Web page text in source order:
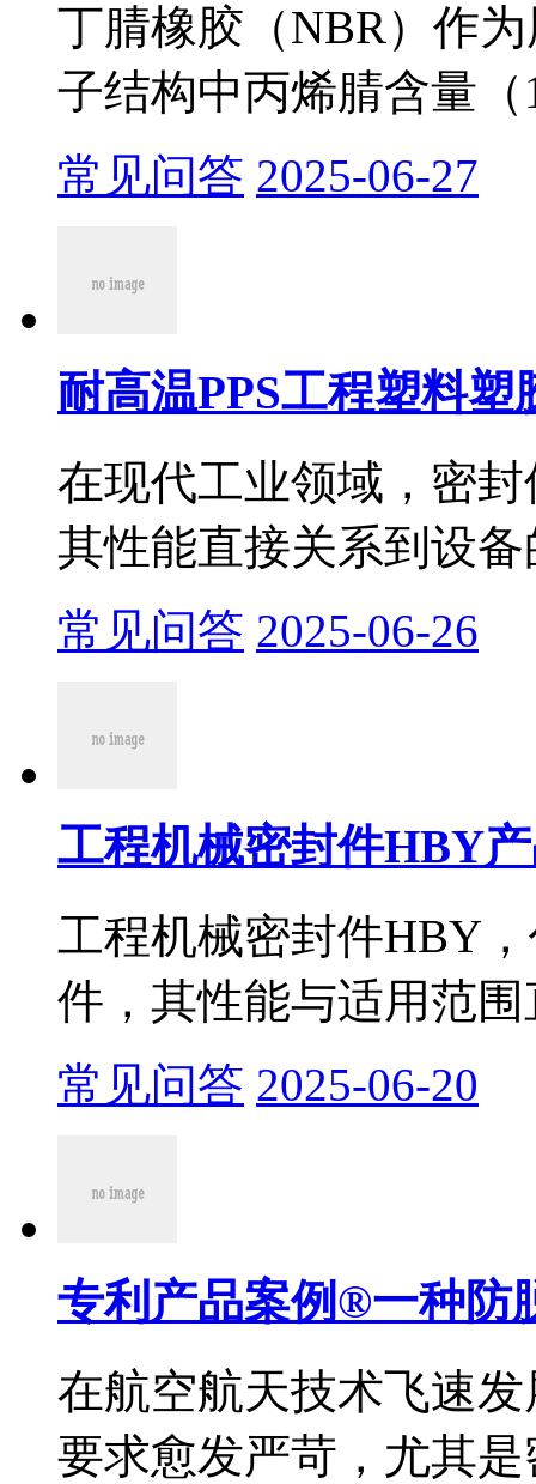
丁腈橡胶（NBR）作
子结构中丙烯腈含量（
常见问答 2025-06-27
耐高温PPS工程塑料
在现代工业领域，密
其性能直接关系到设
常见问答 2025-06-26
工程机械密封件HBY
工程机械密封件HBY
件，其性能与适用范
常见问答 2025-06-20
专利产品案例®一种防
在航空航天技术飞速
要求愈发严苛，尤其